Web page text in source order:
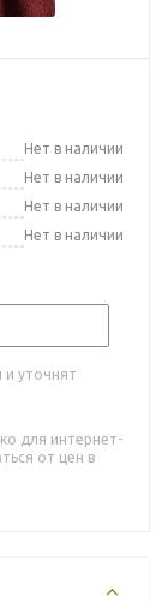
Нет в наличии
Нет в наличии
Нет в наличии
Нет в наличии
уточнят
для интернет-
от цен в